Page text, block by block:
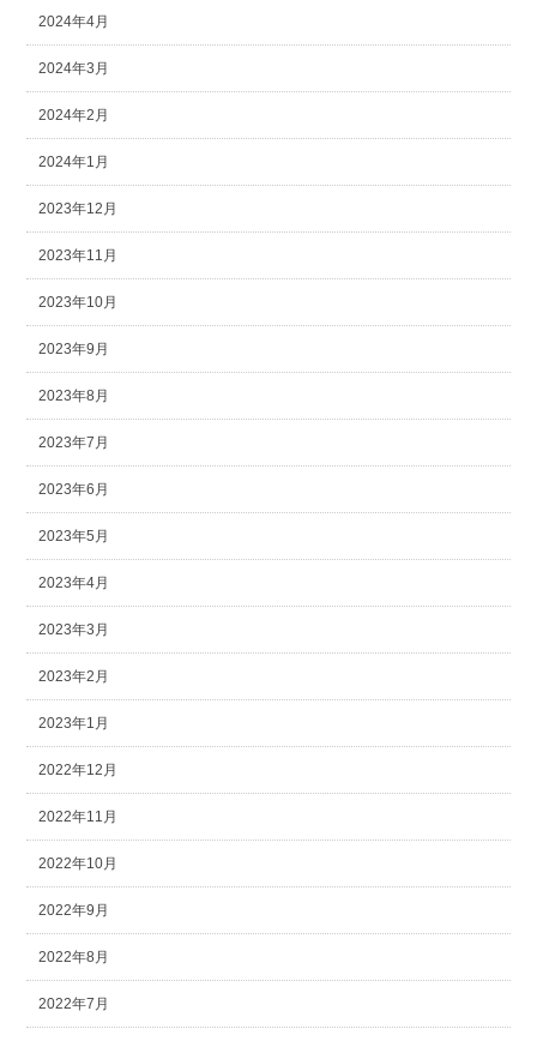
2024年4月
2024年3月
2024年2月
2024年1月
2023年12月
2023年11月
2023年10月
2023年9月
2023年8月
2023年7月
2023年6月
2023年5月
2023年4月
2023年3月
2023年2月
2023年1月
2022年12月
2022年11月
2022年10月
2022年9月
2022年8月
2022年7月